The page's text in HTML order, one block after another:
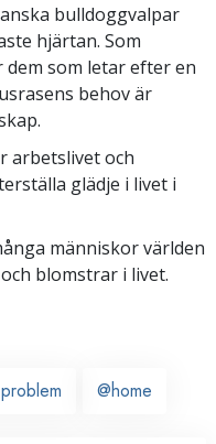
bulldoggvalpar
hjärtan. Som
som letar efter en
behov är
arbetslivet och
glädje i livet i
människor världen
blomstrar i livet.
@home